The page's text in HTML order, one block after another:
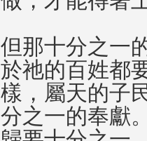
但那十分之一
於祂的百姓都
樣，屬天的子
分之一的奉獻